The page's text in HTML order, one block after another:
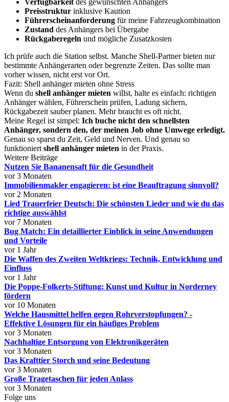
Verfügbarkeit des gewünschten Anhängers
Preisstruktur inklusive Kaution
Führerscheinanforderung für meine Fahrzeugkombination
Zustand des Anhängers bei Übergabe
Rückgaberegeln und mögliche Zusatzkosten
Ich prüfe auch die Station selbst. Manche Shell-Partner bieten nur
bestimmte Anhängerarten oder begrenzte Zeiten. Das sollte man
vorher wissen, nicht erst vor Ort.
Fazit: Shell anhänger mieten ohne Stress
Wenn du shell anhänger mieten willst, halte es einfach: richtigen
Anhänger wählen, Führerschein prüfen, Ladung sichern,
Rückgabezeit sauber planen. Mehr braucht es oft nicht.
Meine Regel ist simpel: Ich buche nicht den schnellsten
Anhänger, sondern den, der meinen Job ohne Umwege erledigt.
Genau so sparst du Zeit, Geld und Nerven. Und genau so
funktioniert shell anhänger mieten in der Praxis.
Weitere Beiträge
Nutzen Sie Bananensaft für die Gesundheit
vor 3 Monaten
Immobilienmakler engagieren: ist eine Beauftragung sinnvoll?
vor 2 Monaten
Lied Trauerfeier Deutsch: Die schönsten Lieder und wie du das
richtige auswählst
vor 7 Monaten
Bug Match: Ein detaillierter Einblick in seine Anwendungen
und Vorteile
vor 1 Jahr
Die Waffen des Zweiten Weltkriegs: Technik, Entwicklung und
Einfluss
vor 1 Jahr
Die Poppe-Folkerts-Stiftung: Kunst und Kultur in Norderney
fördern
vor 10 Monaten
Welche Hausmittel helfen gegen Rohrverstopfungen? -
Effektive Lösungen für ein häufiges Problem
vor 3 Monaten
Nachhaltige Entsorgung von Elektronikgeräten
vor 3 Monaten
Das Krafttier Storch und seine Bedeutung
vor 3 Monaten
Große Tragetaschen für jeden Anlass
vor 3 Monaten
Folge uns